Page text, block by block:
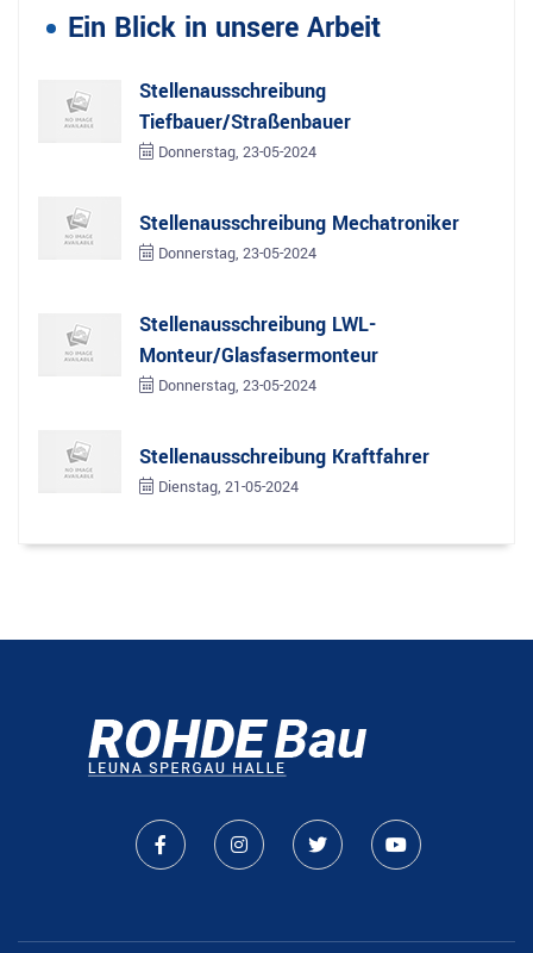
Ein Blick in unsere Arbeit
Stellenausschreibung
Tiefbauer/Straßenbauer
Donnerstag, 23-05-2024
Stellenausschreibung Mechatroniker
Donnerstag, 23-05-2024
Stellenausschreibung LWL-
Monteur/Glasfasermonteur
Donnerstag, 23-05-2024
Stellenausschreibung Kraftfahrer
Dienstag, 21-05-2024